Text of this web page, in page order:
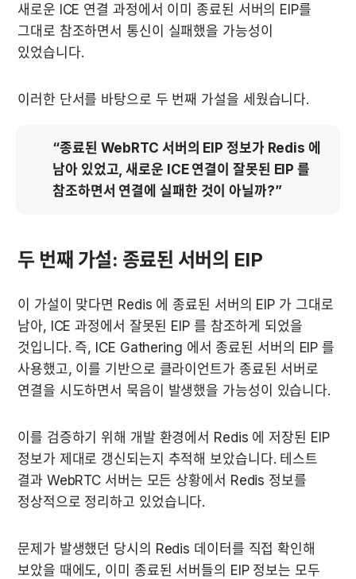
새로운 ICE 연결 과정에서 이미 종료된 서버의 EIP를
그대로 참조하면서 통신이 실패했을 가능성이
있었습니다.
이러한 단서를 바탕으로 두 번째 가설을 세웠습니다.
“종료된 WebRTC 서버의 EIP 정보가 Redis 에
남아 있었고, 새로운 ICE 연결이 잘못된 EIP 를
참조하면서 연결에 실패한 것이 아닐까?”
두 번째 가설: 종료된 서버의 EIP
이 가설이 맞다면 Redis 에 종료된 서버의 EIP 가 그대로
남아, ICE 과정에서 잘못된 EIP 를 참조하게 되었을
것입니다. 즉, ICE Gathering 에서 종료된 서버의 EIP 를
사용했고, 이를 기반으로 클라이언트가 종료된 서버로
연결을 시도하면서 묵음이 발생했을 가능성이 있습니다.
이를 검증하기 위해 개발 환경에서 Redis 에 저장된 EIP
정보가 제대로 갱신되는지 추적해 보았습니다. 테스트
결과 WebRTC 서버는 모든 상황에서 Redis 정보를
정상적으로 정리하고 있었습니다.
문제가 발생했던 당시의 Redis 데이터를 직접 확인해
보았을 때에도, 이미 종료된 서버들의 EIP 정보는 모두